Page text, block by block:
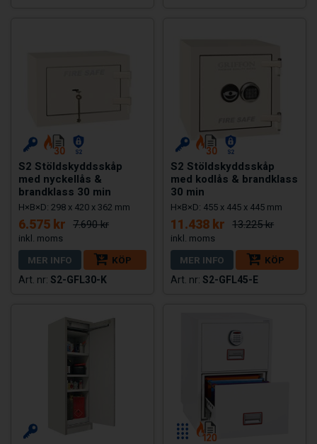
S2 Stöldskyddsskåp
med nyckellås &
brandklass 30 min
H×B×D: 298 x 420 x 362 mm
6.575 kr 7.690 kr
MER INFO
KÖP
S2-GFL30-K
S2 Stöldskyddsskåp
med kodlås & brandklass
30 min
H×B×D: 455 x 445 x 445 mm
11.438 kr 13.225 kr
MER INFO
KÖP
S2-GFL45-E